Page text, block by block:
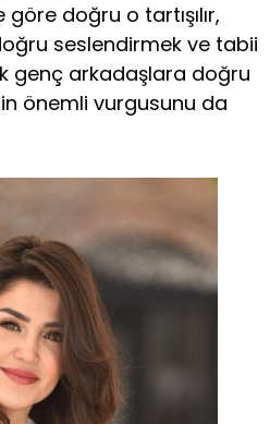
doğru o tartışılır,
seslendirmek ve tabii
genç arkadaşlara doğru
önemli vurgusunu da